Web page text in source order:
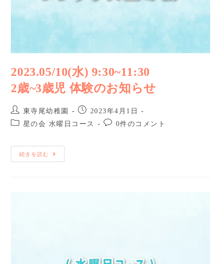
2023.05/10(水) 9:30~11:30
2歳~3歳児 体験のお知らせ
東寺尾幼稚園
2023年4月1日
星の会 水曜日コース
0件のコメント
続きを読む